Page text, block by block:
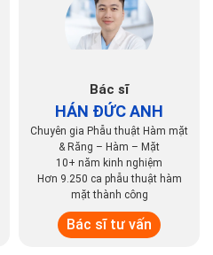
Bác sĩ
HÁN ĐỨC ANH
Chuyên gia Phẫu thuật Hàm mặt
& Răng – Hàm – Mặt
10+ năm kinh nghiệm
Hơn 9.250 ca phẫu thuật hàm
mặt thành công
Bác sĩ tư vấn